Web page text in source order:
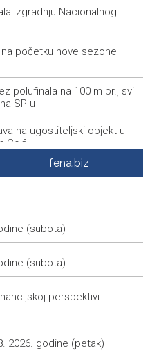
izgradnju Nacionalnog
početku nove sezone
polufinala na 100 m pr., svi
SP-u
na ugostiteljski objekt u
Golf
izlagačku sezonu,
Veleža
Saturday, 8 August 2026
ode kući, Memčić se već
Kinoscope and
godine (subota)
fena.biz
(subota)
(subota)
perspektivi
2026. godine (petak)